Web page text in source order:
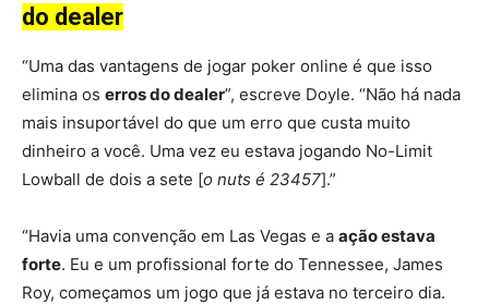
do dealer
“Uma das vantagens de jogar poker online é que isso
elimina os erros do dealer”, escreve Doyle. “Não há nada
mais insuportável do que um erro que custa muito
dinheiro a você. Uma vez eu estava jogando No-Limit
Lowball de dois a sete [o nuts é 23457].”
“Havia uma convenção em Las Vegas e a ação estava
forte. Eu e um profissional forte do Tennessee, James
Roy, começamos um jogo que já estava no terceiro dia.